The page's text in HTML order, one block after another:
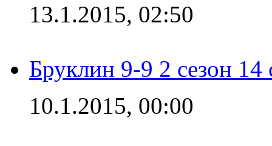
13.1.2015, 02:50
Бруклин 9-9 2 сезон 14
10.1.2015, 00:00